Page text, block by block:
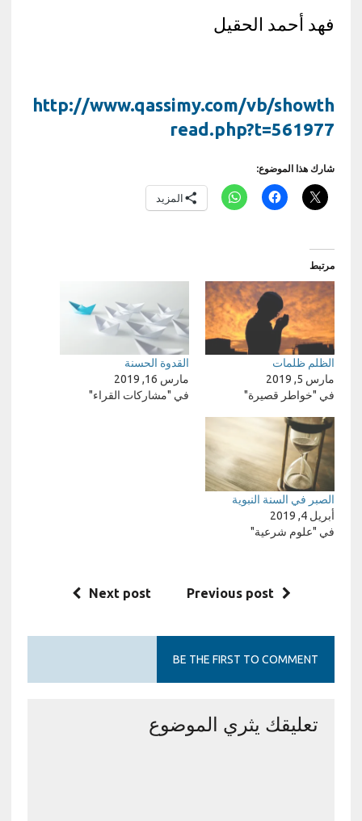
فهد أحمد الحقيل
http://www.qassimy.com/vb/showth
read.php?t=561977
شارك هذا الموضوع:
المزيد
مرتبط
الظلم ظلمات
مارس 5, 2019
في "خواطر قصيرة"
القدوة الحسنة
مارس 16, 2019
في "مشاركات القراء"
الصبر في السنة النبوية
أبريل 4, 2019
في "علوم شرعية"
Previous post
Next post
BE THE FIRST TO COMMENT
تعليقك يثري الموضوع